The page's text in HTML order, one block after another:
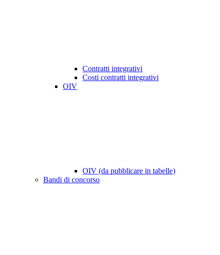
Contratti integrativi
Costi contratti integrativi
OIV
OIV (da pubblicare in tabelle)
Bandi di concorso